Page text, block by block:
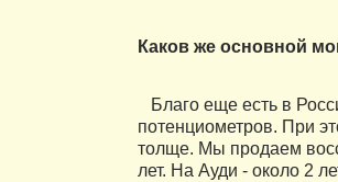
Каков же основной
Благо еще есть в
потенциометров. При
толще. Мы продаем
лет. На Ауди - около 2